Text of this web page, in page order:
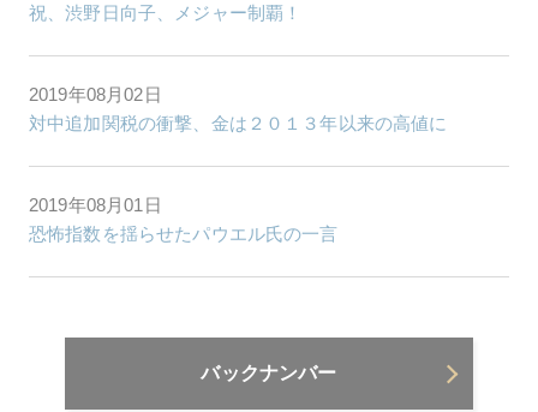
祝、渋野日向子、メジャー制覇！
2019年08月02日
対中追加関税の衝撃、金は２０１３年以来の高値に
2019年08月01日
恐怖指数を揺らせたパウエル氏の一言
バックナンバー